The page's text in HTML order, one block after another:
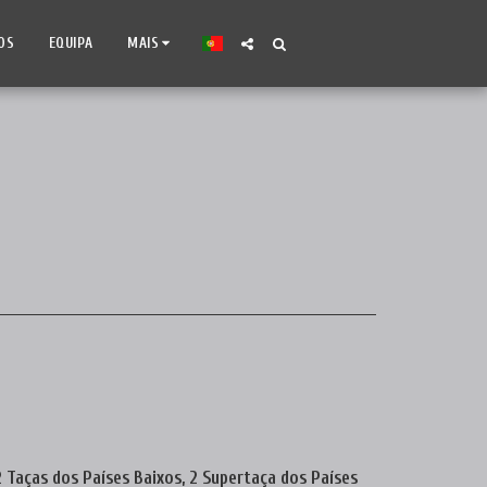
EQUIPA MAIS
dos Países Baixos, 2 Supertaça dos Países